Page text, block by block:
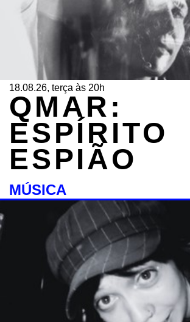
18.08.26, terça às 20h
QMAR:
ESPÍRITO
ESPIÃO
MÚSICA